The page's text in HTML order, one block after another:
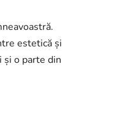
estetică și
și o parte din